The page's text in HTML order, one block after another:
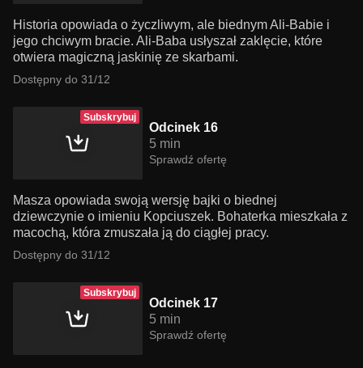
Historia opowiada o życzliwym, ale biednym Ali-Babie i
jego chciwym bracie. Ali-Baba usłyszał zaklęcie, które
otwiera magiczną jaskinię ze skarbami.
Dostępny do 31/12
Subskrybuj
Odcinek 16
5 min
Sprawdź ofertę
Masza opowiada swoją wersję bajki o biednej
dziewczynie o imieniu Kopciuszek. Bohaterka mieszkała z
macochą, która zmuszała ją do ciągłej pracy.
Dostępny do 31/12
Subskrybuj
Odcinek 17
5 min
Sprawdź ofertę